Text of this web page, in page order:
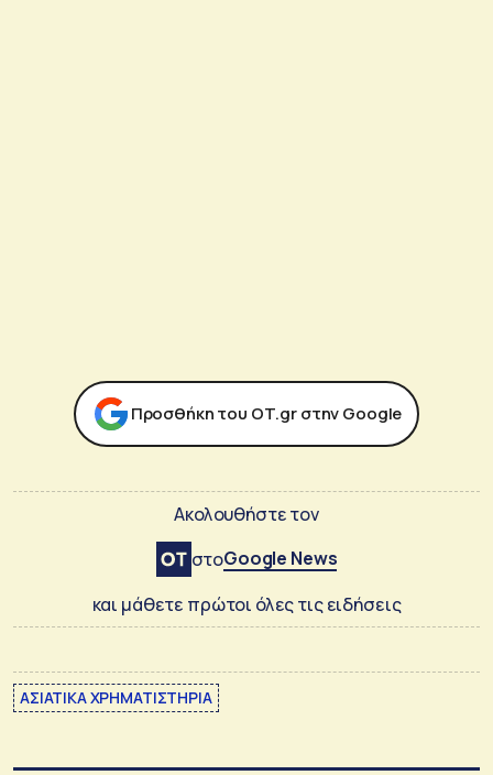
Προσθήκη του ΟΤ.gr στην Google
Ακολουθήστε τον
στοGoogle News
και μάθετε πρώτοι όλες τις ειδήσεις
ΑΣΙΑΤΙΚΑ ΧΡΗΜΑΤΙΣΤΗΡΙΑ